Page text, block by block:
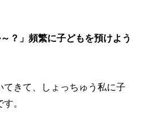
？」頻繁に子どもを預けよう
きて、しょっちゅう私に子
。